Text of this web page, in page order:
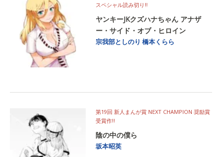
スペシャル読み切り!!
ヤンキーJKクズハナちゃん アナザ
ー・サイド・オブ・ヒロイン
宗我部としのり 橋本くらら
第19回 新人まんが賞 NEXT CHAMPION 奨励賞
受賞作!!
陰の中の僕ら
坂本昭英